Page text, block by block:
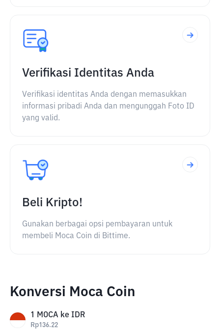
Verifikasi Identitas Anda
Verifikasi identitas Anda dengan memasukkan
informasi pribadi Anda dan mengunggah Foto ID
yang valid.
Beli Kripto!
Gunakan berbagai opsi pembayaran untuk
membeli Moca Coin di Bittime.
Konversi Moca Coin
1 MOCA ke IDR
Rp136.22